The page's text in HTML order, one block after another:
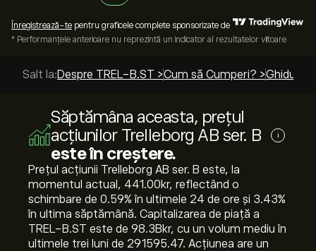
Înregistrează-te pentru graficele complete sponsorizate de
* Performanțele anterioare nu reprezintă un indicator al rezultatelor viitoare
Salt la:Despre TREL-B.ST >Cum să Cumperi? >Ghiduri
Săptămâna aceasta, prețul
acțiunilor Trelleborg AB ser. B
este în creștere.
i
Prețul acțiunii Trelleborg AB ser. B este, la
momentul actual, 441.00‎kr‎, reflectând o
schimbare de ‎0.59‎% în ultimele 24 de ore și ‎3.43‎%
în ultima săptămână. Capitalizarea de piață a
TREL-B.ST este de 98.3B‎kr‎, cu un volum mediu în
ultimele trei luni de 291595.47. Acțiunea are un